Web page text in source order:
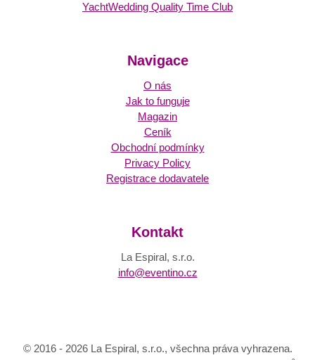
YachtWedding Quality Time Club
Navigace
O nás
Jak to funguje
Magazin
Ceník
Obchodní podmínky
Privacy Policy
Registrace dodavatele
Kontakt
La Espiral, s.r.o.
info@eventino.cz
© 2016 - 2026 La Espiral, s.r.o., všechna práva vyhrazena.